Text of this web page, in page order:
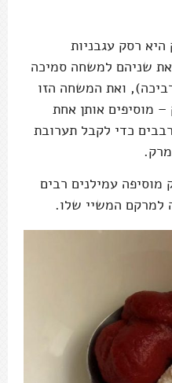
רסק עגבניות
שניהם למשחה סמיכה
ואת המשחה הזו
– מוסיפים אותן אחת
כדי לקבל תערובת
עמילנים רבים
למרקם המשיי שלו.